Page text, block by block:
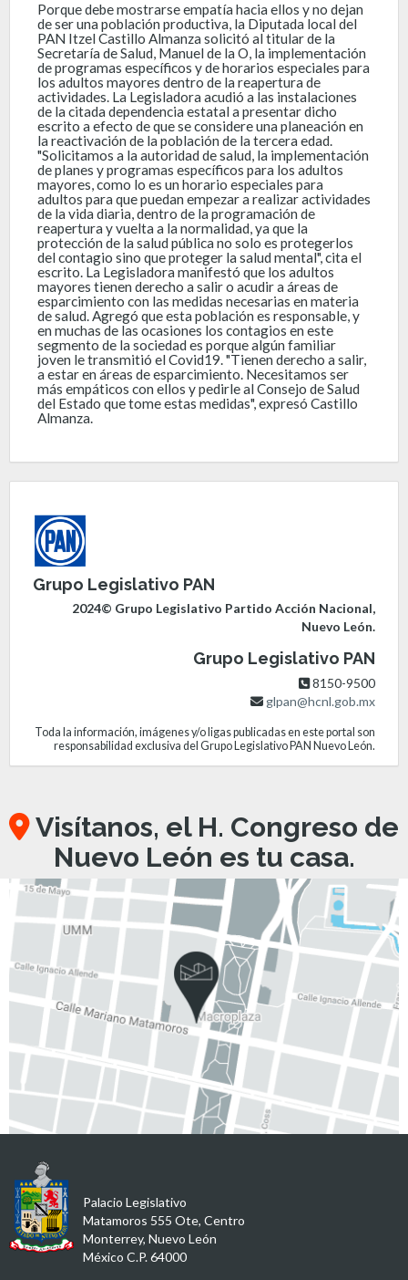
Porque debe mostrarse empatía hacia ellos y no dejan
de ser una población productiva, la Diputada local del
PAN Itzel Castillo Almanza solicitó al titular de la
Secretaría de Salud, Manuel de la O, la implementación
de programas específicos y de horarios especiales para
los adultos mayores dentro de la reapertura de
actividades. La Legisladora acudió a las instalaciones
de la citada dependencia estatal a presentar dicho
escrito a efecto de que se considere una planeación en
la reactivación de la población de la tercera edad.
"Solicitamos a la autoridad de salud, la implementación
de planes y programas específicos para los adultos
mayores, como lo es un horario especiales para
adultos para que puedan empezar a realizar actividades
de la vida diaria, dentro de la programación de
reapertura y vuelta a la normalidad, ya que la
protección de la salud pública no solo es protegerlos
del contagio sino que proteger la salud mental", cita el
escrito. La Legisladora manifestó que los adultos
mayores tienen derecho a salir o acudir a áreas de
esparcimiento con las medidas necesarias en materia
de salud. Agregó que esta población es responsable, y
en muchas de las ocasiones los contagios en este
segmento de la sociedad es porque algún familiar
joven le transmitió el Covid19. "Tienen derecho a salir,
a estar en áreas de esparcimiento. Necesitamos ser
más empáticos con ellos y pedirle al Consejo de Salud
del Estado que tome estas medidas", expresó Castillo
Almanza.
Grupo Legislativo PAN
2024© Grupo Legislativo Partido Acción Nacional,
Nuevo León.
Grupo Legislativo PAN
8150-9500
glpan@hcnl.gob.mx
Toda la información, imágenes y/o ligas publicadas en este portal son
responsabilidad exclusiva del Grupo Legislativo PAN Nuevo León.
Visítanos, el H. Congreso de
Nuevo León es tu casa.
Palacio Legislativo
Matamoros 555 Ote, Centro
Monterrey, Nuevo León
México C.P. 64000